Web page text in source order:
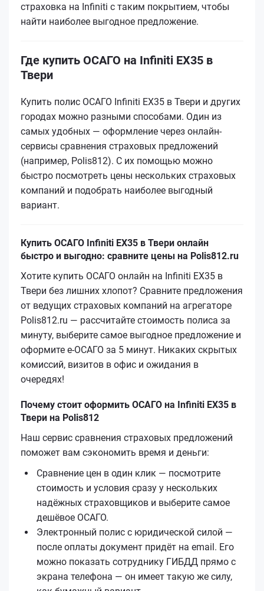
страховка на Infiniti с таким покрытием, чтобы
найти наиболее выгодное предложение.
Где купить ОСАГО на Infiniti EX35 в
Твери
Купить полис ОСАГО Infiniti EX35 в Твери и других
городах можно разными способами. Один из
самых удобных — оформление через онлайн-
сервисы сравнения страховых предложений
(например, Polis812). С их помощью можно
быстро посмотреть цены нескольких страховых
компаний и подобрать наиболее выгодный
вариант.
Купить ОСАГО Infiniti EX35 в Твери онлайн
быстро и выгодно: сравните цены на Polis812.ru
Хотите купить ОСАГО онлайн на Infiniti EX35 в
Твери без лишних хлопот? Сравните предложения
от ведущих страховых компаний на агрегаторе
Polis812.ru — рассчитайте стоимость полиса за
минуту, выберите самое выгодное предложение и
оформите е‑ОСАГО за 5 минут. Никаких скрытых
комиссий, визитов в офис и ожидания в
очередях!
Почему стоит оформить ОСАГО на Infiniti EX35 в
Твери на Polis812
Наш сервис сравнения страховых предложений
поможет вам сэкономить время и деньги:
Сравнение цен в один клик — посмотрите
стоимость и условия сразу у нескольких
надёжных страховщиков и выберите самое
дешёвое ОСАГО.
Электронный полис с юридической силой —
после оплаты документ придёт на email. Его
можно показать сотруднику ГИБДД прямо с
экрана телефона — он имеет такую же силу,